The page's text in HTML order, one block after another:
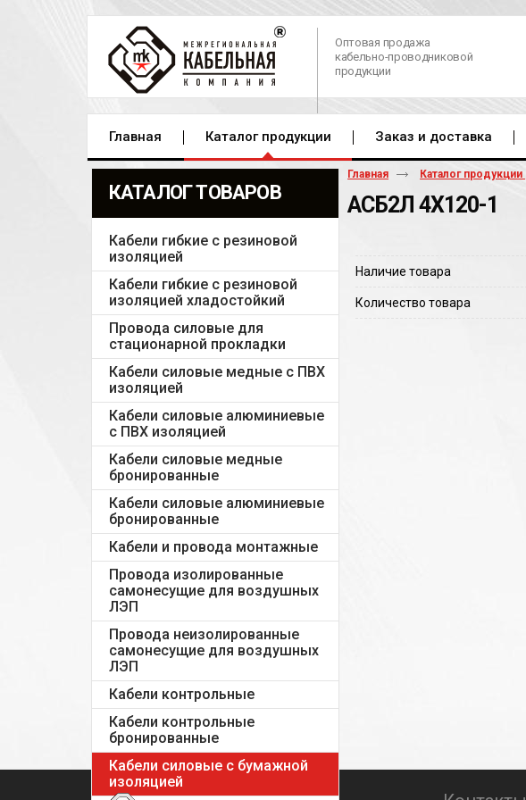
Оптовая продажа
кабельно-проводниковой
продукции
Главная Каталог продукции Заказ и доставка
КАТАЛОГ ТОВАРОВ
Кабели гибкие с резиновой
изоляцией
Кабели гибкие с резиновой
изоляцией хладостойкий
Провода силовые для
стационарной прокладки
Кабели силовые медные с ПВХ
изоляцией
Кабели силовые алюминиевые
с ПВХ изоляцией
Кабели силовые медные
бронированные
Кабели силовые алюминиевые
бронированные
Кабели и провода монтажные
Провода изолированные
самонесущие для воздушных
ЛЭП
Провода неизолированные
самонесущие для воздушных
ЛЭП
Кабели контрольные
Кабели контрольные
бронированные
Кабели силовые с бумажной
изоляцией
Главная Каталог продукции
АСБ2Л 4Х120-1
Наличие товара
Количество товара